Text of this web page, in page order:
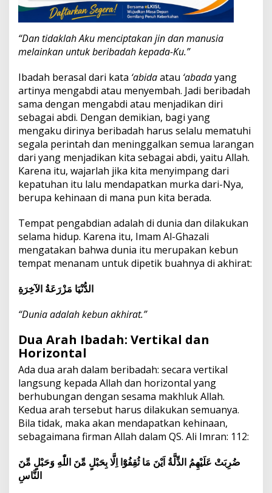
“Dan tidaklah Aku menciptakan jin dan manusia
melainkan untuk beribadah kepada-Ku.”
Ibadah berasal dari kata ‘abidaatau ‘abadayang
artinya mengabdi atau menyembah. Jadi beribadah
sama dengan mengabdi atau menjadikan diri
sebagai abdi. Dengan demikian, bagi yang
mengaku dirinya beribadah harus selalu mematuhi
segala perintah dan meninggalkan semua larangan
dari yang menjadikan kita sebagai abdi, yaitu Allah.
Karena itu, wajarlah jika kita menyimpang dari
kepatuhan itu lalu mendapatkan murka dari-Nya,
berupa kehinaan di mana pun kita berada.
Tempat pengabdian adalah di dunia dan dilakukan
selama hidup. Karena itu, Imam Al-Ghazali
mengatakan bahwa dunia itu merupakan kebun
tempat menanam untuk dipetik buahnya di akhirat:
الدُّنْيَا مَزْرَعَةُ الآخِرَةِ
“Dunia adalah kebun akhirat.”
Dua Arah Ibadah: Vertikal dan
Horizontal
Ada dua arah dalam beribadah: secara vertikal
langsung kepada Allah dan horizontal yang
berhubungan dengan sesama makhluk Allah.
Kedua arah tersebut harus dilakukan semuanya.
Bila tidak, maka akan mendapatkan kehinaan,
sebagaimana firman Allah dalam QS. Ali Imran: 112:
ضُرِبَتْ عَلَيْهِمُ الذِّلَّةُ اَيْنَ مَا ثُقِفُوْٓا اِلَّا بِحَبْلٍ مِّنَ اللّٰهِ وَحَبْلٍ مِّنَ
النَّاسِ